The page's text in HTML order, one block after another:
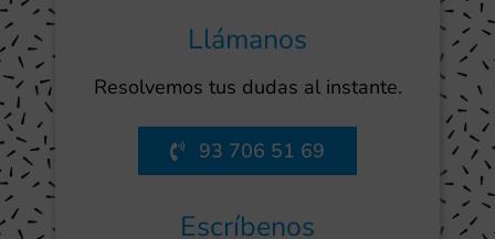
Llámanos
Resolvemos tus dudas al instante.
93 706 51 69
Escríbenos